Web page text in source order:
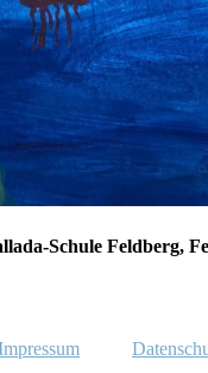
Schule Feldberg,